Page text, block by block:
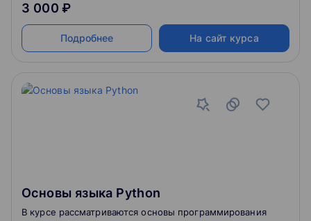
3 000 ₽
Подробнее На сайт курса
Основы языка Python
В курсе рассматриваются основы программирования